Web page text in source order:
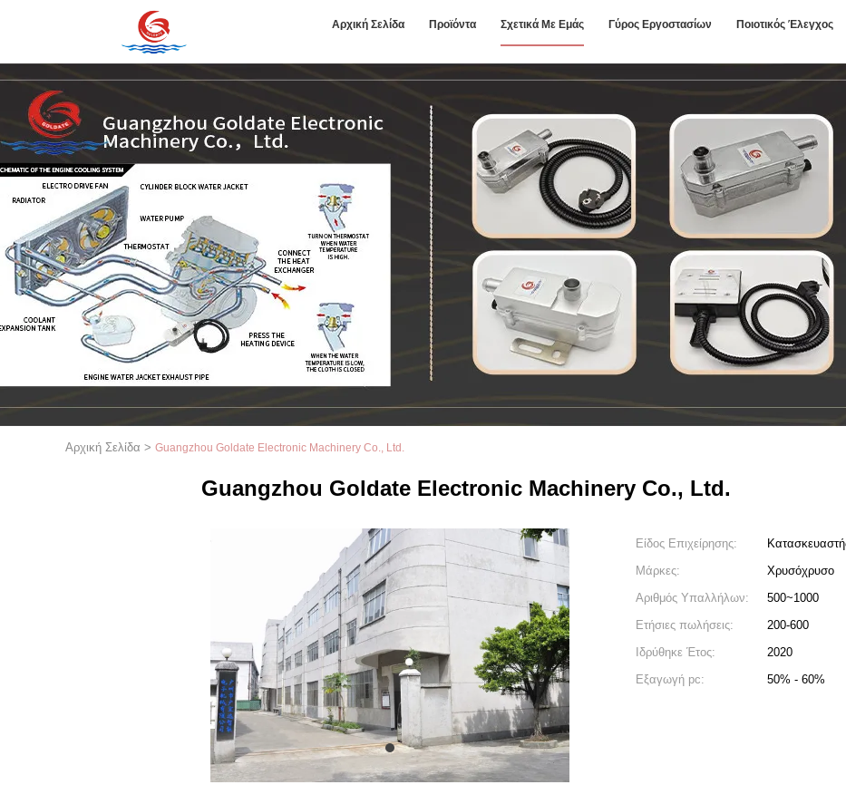
Αρχική Σελίδα Προϊόντα Σχετικά Με Εμάς Γύρος Εργοστασίων Ποιοτικός Έλεγχος
Αρχική Σελίδα > Guangzhou Goldate Electronic Machinery Co., Ltd.
Guangzhou Goldate Electronic Machinery Co., Ltd.
1
Είδος Επιχείρησης:
Μάρκες:
Χρυσόχρυσο
Αριθμός Υπαλλήλων:
500~1000
Ετήσιες πωλήσεις:
200-600
Ιδρύθηκε Έτος:
2020
Εξαγωγή pc:
50% - 60%